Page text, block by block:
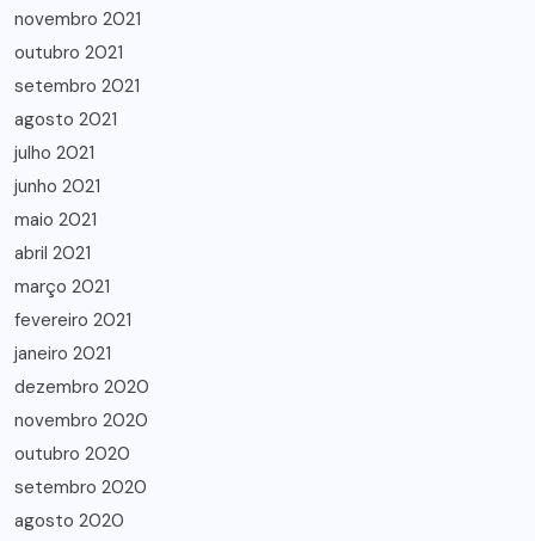
novembro 2021
outubro 2021
setembro 2021
agosto 2021
julho 2021
junho 2021
maio 2021
abril 2021
março 2021
fevereiro 2021
janeiro 2021
dezembro 2020
novembro 2020
outubro 2020
setembro 2020
agosto 2020